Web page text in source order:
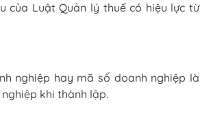
của Luật Quản lý thuế có hiệu lực từ
nghiệp hay mã số doanh nghiệp là
khi thành lập.